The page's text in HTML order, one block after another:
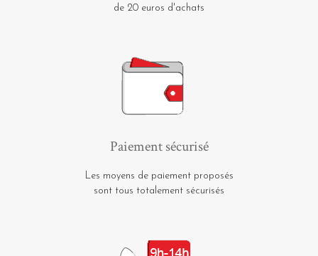
de 20 euros d'achats
Paiement sécurisé
Les moyens de paiement proposés
sont tous totalement sécurisés